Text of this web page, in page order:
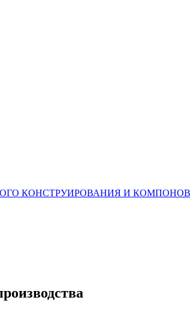
КОНСТРУИРОВАНИЯ И